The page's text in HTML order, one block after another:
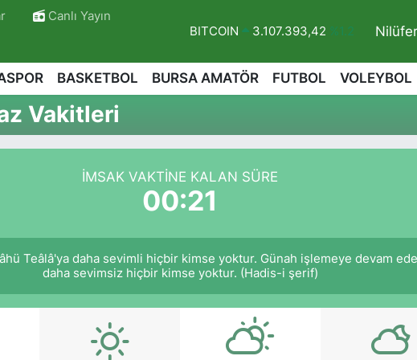
Canlı Yayın
BITCOIN 3.107.393,42 %1.2
DOLAR
47,7106 %0.17
GRAM ALTIN
6648.99 %2.59
BİST100
Nilüfer
BASKETBOL BURSA AMATÖR FUTBOL VOLEYBOL
Vakitleri
İMSAK VAKTINE KALAN SÜRE
00:20
Teâlâ'ya daha sevimli hiçbir kimse yoktur. Günah işlemeye devam
daha sevimsiz hiçbir kimse yoktur. (Hadis-i şerif)